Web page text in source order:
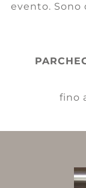
evento. Sono
fino